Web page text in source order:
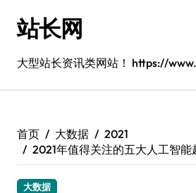
站长网
大型站长资讯类网站！ https://
首页 大数据
2021
2021年值得关注的五大人工智能
大数据